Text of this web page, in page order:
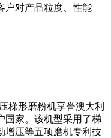
户对产品粒度、性能
梯形磨粉机享誉澳大利
国家。该机型采用了梯
增压等五项磨机专利技